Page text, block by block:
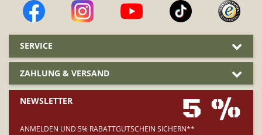
SERVICE
ZAHLUNG & VERSAND
NEWSLETTER 5 %
ANMELDEN UND 5% RABATTGUTSCHEIN SICHERN**